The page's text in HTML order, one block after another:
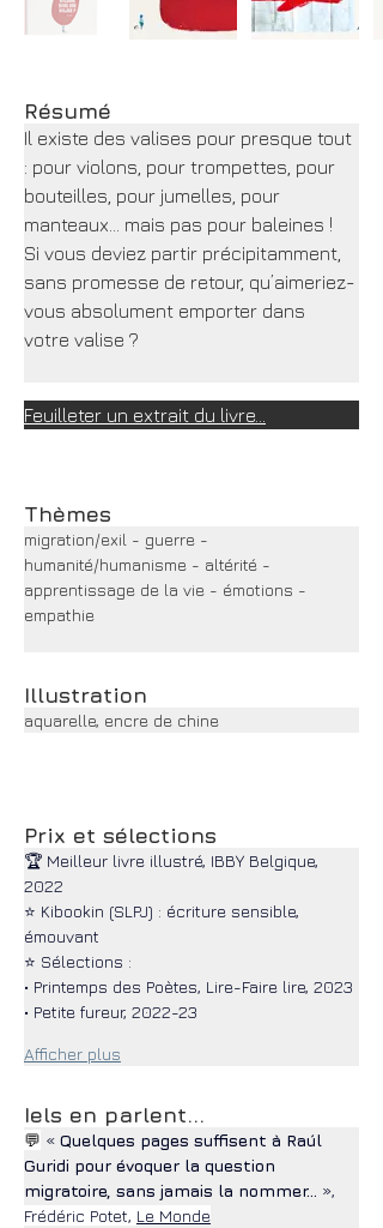
Résumé
Il existe des valises pour presque tout
: pour violons, pour trompettes, pour
bouteilles, pour jumelles, pour
manteaux… mais pas pour baleines !
Si vous deviez partir précipitamment,
sans promesse de retour, qu’aimeriez-
vous absolument emporter dans
votre valise ?
Feuilleter un extrait du livre...
Thèmes
migration/exil - guerre -
humanité/humanisme - altérité -
apprentissage de la vie - émotions -
empathie
Illustration
aquarelle, encre de chine
Prix et sélections
🏆 Meilleur livre illustré, IBBY Belgique,
2022
⭐ Kibookin (SLPJ) : écriture sensible,
émouvant
⭐ Sélections :
• Printemps des Poètes, Lire-Faire lire, 2023
• Petite fureur, 2022-23
Afficher plus
Iels en parlent...
💬 « Quelques pages suffisent à Raúl
Guridi pour évoquer la question
migratoire, sans jamais la nommer...
»,
Frédéric Potet, Le Monde